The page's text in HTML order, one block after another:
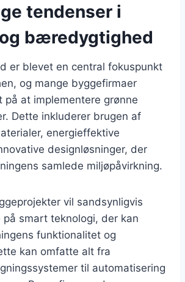
tendenser i
bæredygtighed
er blevet en central fokuspunkt
og mange byggefirmaer
på at implementere grønne
Dette inkluderer brugen af
energieffektive
designløsninger, der
samlede miljøpåvirkning.
vil sandsynligvis
på smart teknologi, der kan
funktionalitet og
kan omfatte alt fra
til automatisering